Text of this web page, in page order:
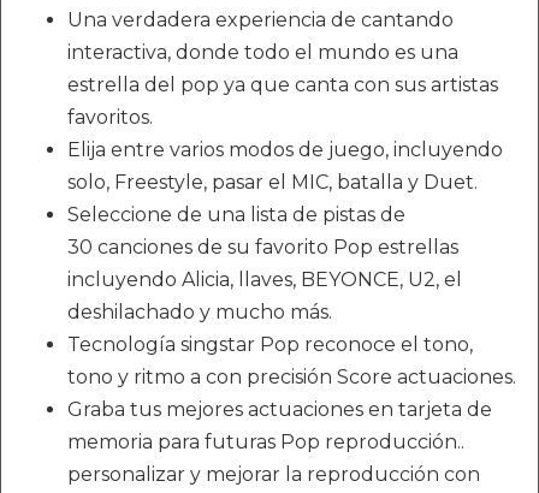
Una verdadera experiencia de cantando
interactiva, donde todo el mundo es una
estrella del pop ya que canta con sus artistas
favoritos.
Elija entre varios modos de juego, incluyendo
solo, Freestyle, pasar el MIC, batalla y Duet.
Seleccione de una lista de pistas de
30 canciones de su favorito Pop estrellas
incluyendo Alicia, llaves, BEYONCE, U2, el
deshilachado y mucho más.
Tecnología singstar Pop reconoce el tono,
tono y ritmo a con precisión Score actuaciones.
Graba tus mejores actuaciones en tarjeta de
memoria para futuras Pop reproducción..
personalizar y mejorar la reproducción con